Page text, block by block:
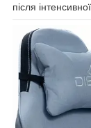
після